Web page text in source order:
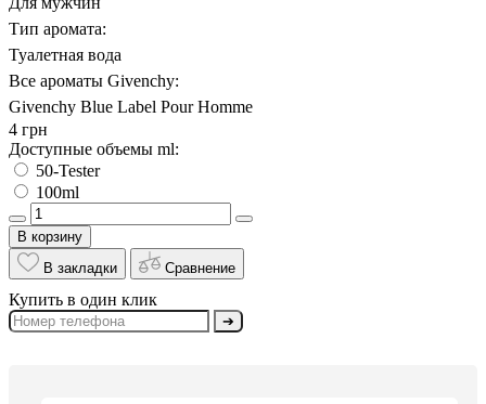
Тип аромата:
Туалетная вода
Все ароматы Givenchy:
Givenchy Blue Label Pour Homme
4 грн
Доступные объемы ml:
50-Tester
100ml
В корзину
В закладки
Сравнение
Купить в один клик
➔